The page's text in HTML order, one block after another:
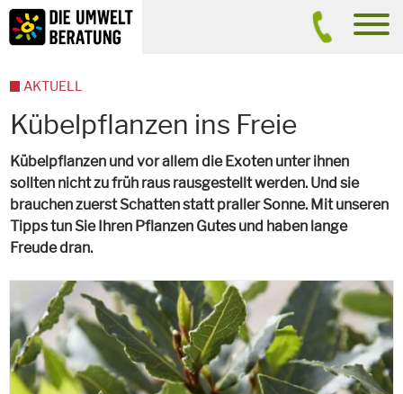
Inhalt
Suche
Kübelpflanzen ins Freie
Kübelpflanzen und vor allem die Exoten unter ihnen
sollten nicht zu früh raus rausgestellt werden. Und sie
brauchen zuerst Schatten statt praller Sonne. Mit unseren
Tipps tun Sie Ihren Pflanzen Gutes und haben lange
Freude dran.
AKTUELL